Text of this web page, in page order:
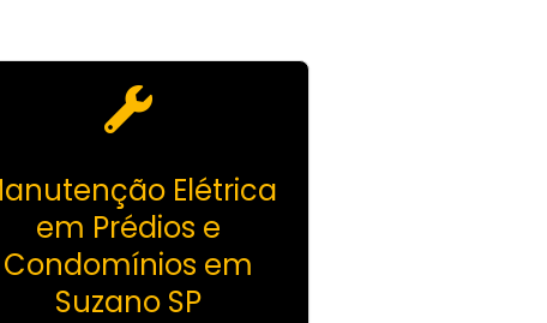
Elétrica
em Prédios e
Condomínios em
Suzano SP